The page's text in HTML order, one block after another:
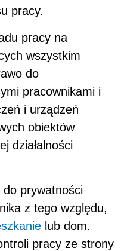
pracy.
pracy na
wszystkim
do
pracownikami i
i urządzeń
obiektów
działalności
prywatności
z tego względu,
lub dom.
pracy ze strony